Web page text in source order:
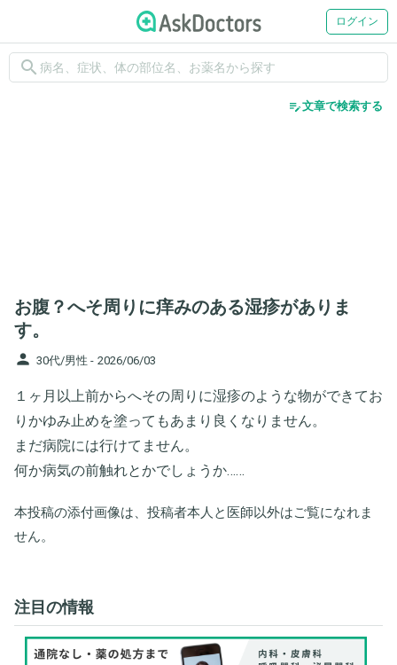
ログイン
search
edit_note文章で検索する
お腹？へそ周りに痒みのある湿疹がありま
す。
person 30代/男性 - 2026/06/03
１ヶ月以上前からへその周りに湿疹のような物ができてお
りかゆみ止めを塗ってもあまり良くなりません。
まだ病院には行けてません。
何か病気の前触れとかでしょうか……
本投稿の添付画像は、投稿者本人と医師以外はご覧になれま
せん。
注目の情報